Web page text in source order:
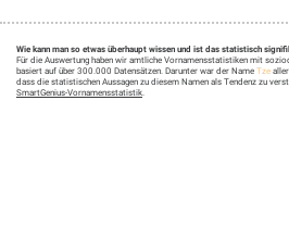
Wie kann man so etwas überhaupt wissen und ist das statistisch
Für die Auswertung haben wir amtliche Vornamensstatistiken mit
basiert auf über 300.000 Datensätzen. Darunter war der Name Tze
dass die statistischen Aussagen zu diesem Namen als Tendenz zu
SmartGenius-Vornamensstatistik.